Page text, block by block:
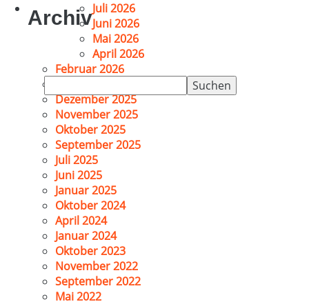
Suchen
nach:
ArchivJuli 2026
Juni 2026
Mai 2026
April 2026
Februar 2026
Dezember 2025
November 2025
Oktober 2025
September 2025
Juli 2025
Juni 2025
Januar 2025
Oktober 2024
April 2024
Januar 2024
Oktober 2023
November 2022
September 2022
Mai 2022